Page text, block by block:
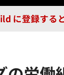
に登録する
ロジー